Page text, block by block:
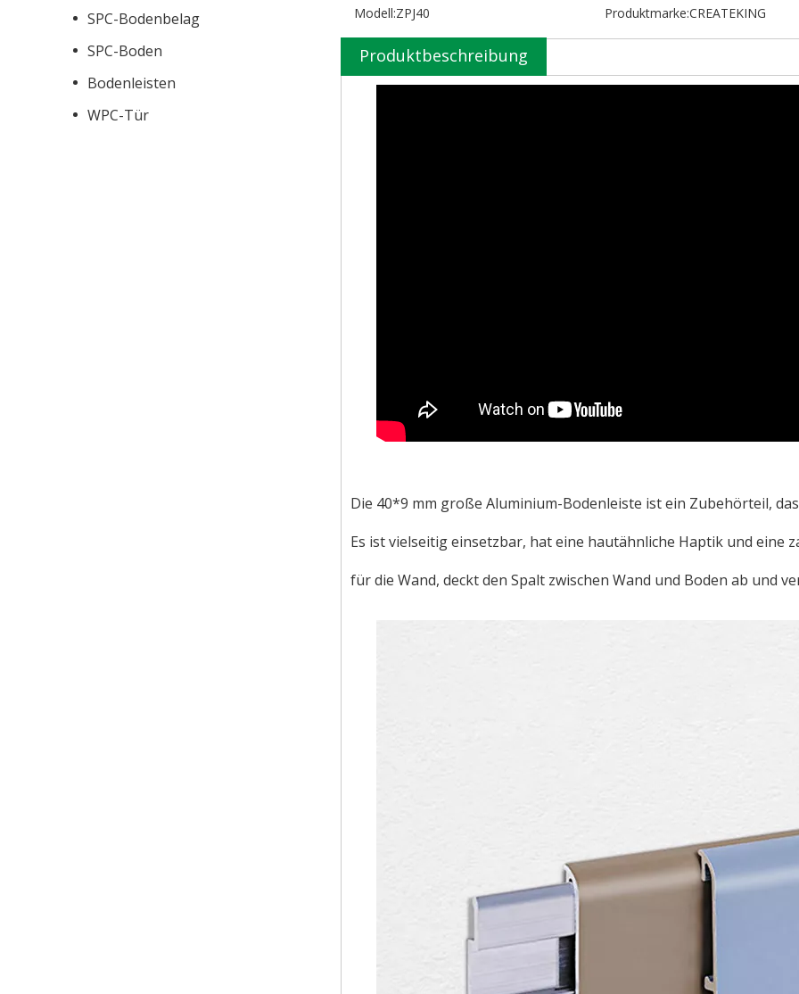
SPC-Bodenbelag
SPC-Boden
Bodenleisten
WPC-Tür
Modell:ZPJ40 Produktmarke:CREATEKING
Produktbeschreibung
Die 40*9 mm große Aluminium-Bodenleiste ist ein Zubehörteil,
Es ist vielseitig einsetzbar, hat eine hautähnliche Haptik und eine
für die Wand, deckt den Spalt zwischen Wand und Boden ab und